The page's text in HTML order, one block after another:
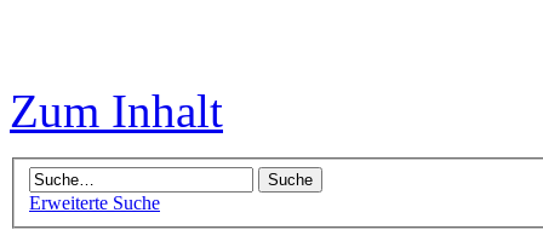
Zum Inhalt
Erweiterte Suche